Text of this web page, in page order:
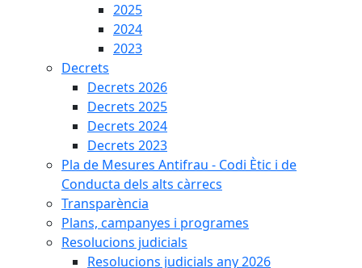
2025
2024
2023
Decrets
Decrets 2026
Decrets 2025
Decrets 2024
Decrets 2023
Pla de Mesures Antifrau - Codi Ètic i de
Conducta dels alts càrrecs
Transparència
Plans, campanyes i programes
Resolucions judicials
Resolucions judicials any 2026